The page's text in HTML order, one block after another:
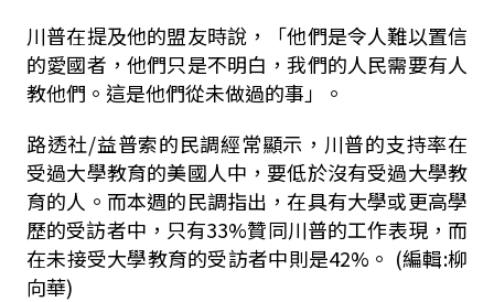
川普在提及他的盟友時說，「他們是令人難以置信
的愛國者，他們只是不明白，我們的人民需要有人
教他們。這是他們從未做過的事」。
路透社/益普索的民調經常顯示，川普的支持率在
受過大學教育的美國人中，要低於沒有受過大學教
育的人。而本週的民調指出，在具有大學或更高學
歷的受訪者中，只有33%贊同川普的工作表現，而
在未接受大學教育的受訪者中則是42%。 (編輯:柳
向華)